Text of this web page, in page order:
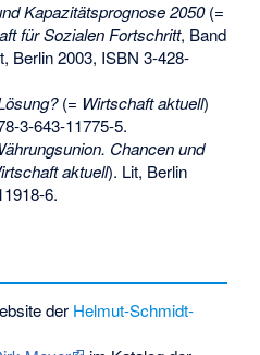
Kapazitätsprognose 2050(=
für Sozialen Fortschritt, Band
Berlin 2003, ISBN 3-428-
(= Wirtschaft aktuell)
3-643-11775-5.
Chancen und
aktuell). Lit, Berlin
6.
der Helmut-Schmidt-